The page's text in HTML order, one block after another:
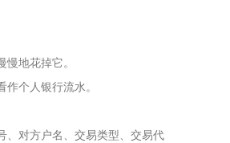
地花掉它。
个人银行流水。
对方户名、交易类型、交易代